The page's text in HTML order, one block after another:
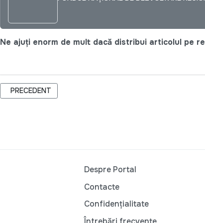
Ne ajuți enorm de mult dacă distribui articolul pe
ARTICOL PRECEDENT: IMM-URILE, STRANGULATE DE
PRECEDENT
Despre Portal
Contacte
Confidențialitate